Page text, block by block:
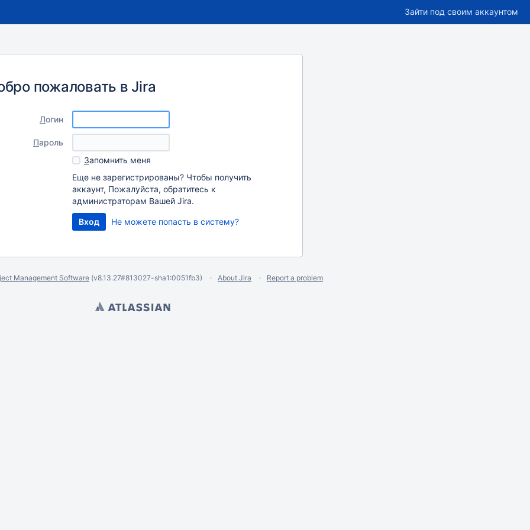
Зайти под своим аккаунтом
пожаловать в Jira
Логин
Пароль
Запомнить меня
Еще не зарегистрированы? Чтобы получить
аккаунт, Пожалуйста, обратитесь к
администраторам Вашей Jira.
Не можете попасть в систему?
Management Software (v8.13.27#813027-sha1:0051fb3) About Jira Report a problem